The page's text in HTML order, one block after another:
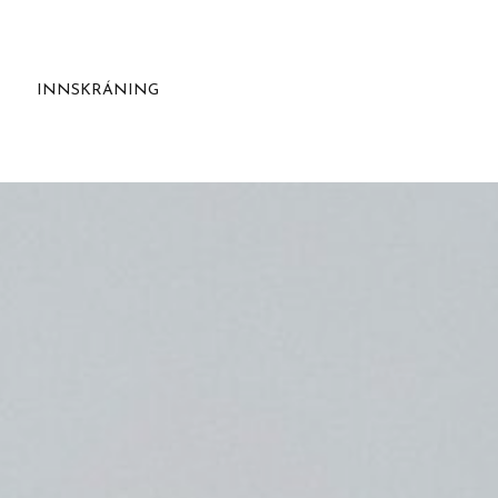
INNSKRÁNING